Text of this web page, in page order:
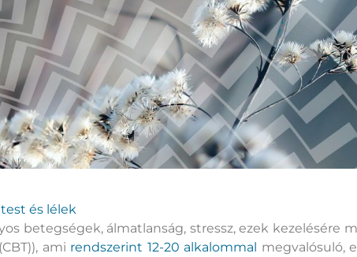
test és lélek
betegségek, álmatlanság, stressz, ezek kezelésére
ami rendszerint 12-20 alkalommal megvalósuló,